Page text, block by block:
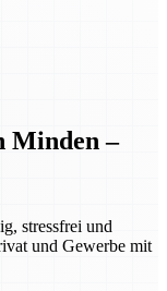
Minden –
stressfrei und
und Gewerbe mit